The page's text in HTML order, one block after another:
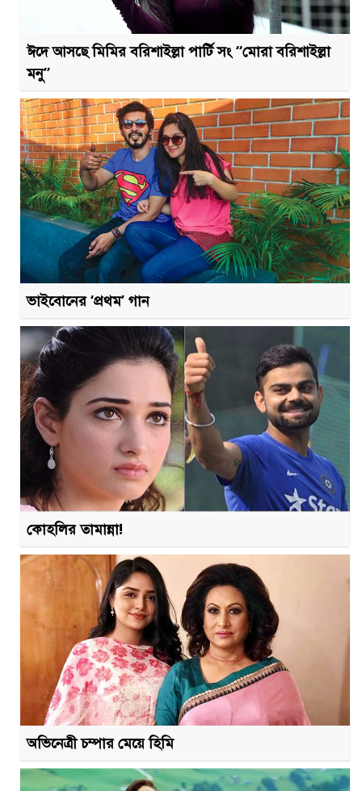
ঈদে আসছে মিমির বরিশাইল্লা পার্টি সং “মোরা বরিশাইল্লা
মনু”
ভাইবোনের ‘প্রথম’ গান
কোহলির তামান্না!
অভিনেত্রী চম্পার মেয়ে হিমি